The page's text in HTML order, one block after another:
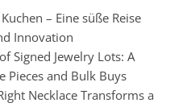
– Eine süße Reise
Innovation
Signed Jewelry Lots: A
Pieces and Bulk Buys
Necklace Transforms a